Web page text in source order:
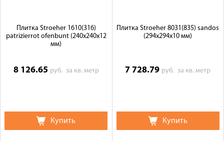
Плитка Stroeher 1610(316)
patrizierrot ofenbunt (240х240х12
мм)
8 126.65 руб. за кв. метр
Купить
Плитка Stroeher 8031(835) sandos
(294х294х10 мм)
7 728.79 руб.за кв. метр
Купить